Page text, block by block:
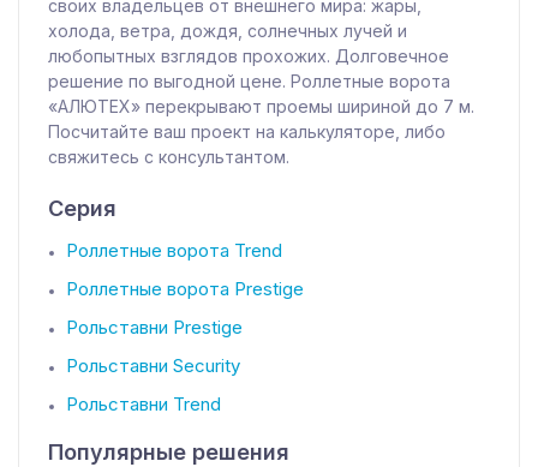
своих владельцев от внешнего мира: жары,
холода, ветра, дождя, солнечных лучей и
любопытных взглядов прохожих. Долговечное
решение по выгодной цене. Роллетные ворота
«АЛЮТЕХ» перекрывают проемы шириной до 7 м.
Посчитайте ваш проект на калькуляторе, либо
свяжитесь с консультантом.
Серия
Роллетные ворота Trend
Роллетные ворота Prestige
Рольставни Prestige
Рольставни Security
Рольставни Trend
Популярные решения